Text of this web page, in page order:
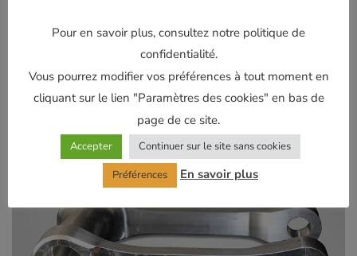
Pour en savoir plus, consultez notre politique de
confidentialité.
Vous pourrez modifier vos préférences à tout moment en
cliquant sur le lien "Paramètres des cookies" en bas de
page de ce site.
Accepter
Continuer sur le site sans cookies
Préférences
En savoir plus